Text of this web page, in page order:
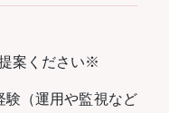
案ください※
験（運用や監視など